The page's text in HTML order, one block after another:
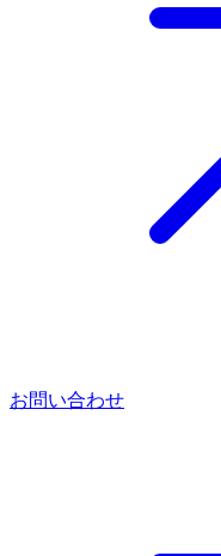
お問い合わせ